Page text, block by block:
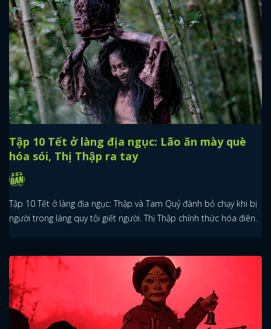
Tập 10 Tết ở làng địa ngục: Lão ăn mày què
hóa sói, Thị Thập ra tay
Tập 10 Tết ở làng địa ngục: Thập và Tam Quỷ đành bỏ chạy khi bị
người trong làng quy tội giết người. Thị Thập chính thức hóa điên.